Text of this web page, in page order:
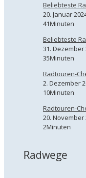
Beliebteste
20. Januar
41Minuten
Beliebteste
31. Dezember
35Minuten
Radtouren-
2. Dezember
10Minuten
Radtouren-
20. November
2Minuten
Radwege